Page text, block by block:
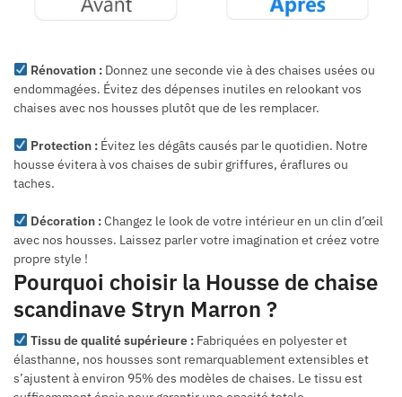
Rénovation :Donnez une seconde vie à des chaises usées ou
endommagées. Évitez des dépenses inutiles en relookant vos
chaises avec nos housses plutôt que de les remplacer.
Protection :Évitez les dégâts causés par le quotidien. Notre
housse évitera à vos chaises de subir griffures, éraflures ou
taches.
Décoration :Changez le look de votre intérieur en un clin d’œil
avec nos housses. Laissez parler votre imagination et créez votre
propre style !
Pourquoi choisir la Housse de chaise
scandinave Stryn Marron ?
Tissu de qualité supérieure :Fabriquées en polyester et
élasthanne, nos housses sont remarquablement extensibles et
s’ajustent à environ 95% des modèles de chaises. Le tissu est